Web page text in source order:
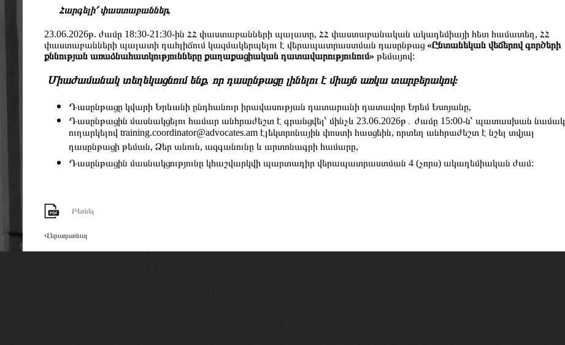
Հարգելի՛ փաստաբաններ,
23.06.2026թ. ժամը 18:30-21:30-ին ՀՀ փաստաբանների պալատը, ՀՀ փաստաբանական ակադեմիայի հետ համատեղ, ՀՀ
փաստաբանների պալատի դահլիճում կազմակերպելու է վերապատրաստման դասընթաց «Ընտանեկան վեճերով գործերի
քննության առաձնահատկությունները քաղաքացիական դատավարությունում» թեմայով:
Միաժամանակ տեղեկացնում ենք, որ դասընթացը լինելու է միայն առկա տարբերակով:
Դասընթացը կվարի Երևանի ընդհանուր իրավասության դատարանի դատավոր Երեմ Եսոյանը,
Դասընթացին մասնակցելու համար անհրաժեշտ է գրանցվել՝ մինչև 23.06.2026թ․ ժամը 15:00-ն՝ պատասխան նամակ
ուղարկելովtraining.coordinator@advocates.amէլեկտրոնային փոստի հասցեին, որտեղ անհրաժեշտ է նշել տվյալ
դասընթացի թեման, Ձեր անուն, ազգանունը և արտոնագրի համարը,
Դասընթացին մասնակցությունը կհաշվարկվի պարտադիր վերապատրաստման 4 (չորս) ակադեմիական ժամ:
Բեռնել
Վերադառնալ